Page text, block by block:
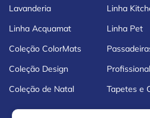
Lavanderia
Linha Acquamat
Coleção ColorMats
Coleção Design
Coleção de Natal
Linha
Linha Pet
Tapetes e